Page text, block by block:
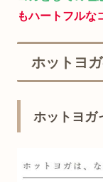
もハートフルな
ホットヨ
ホットヨガ